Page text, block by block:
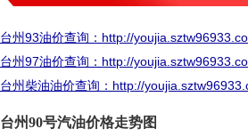
台州93油价查询：http://
台州97油价查询：http://
台州柴油油价查询：http://
台州90号汽油价格走势图